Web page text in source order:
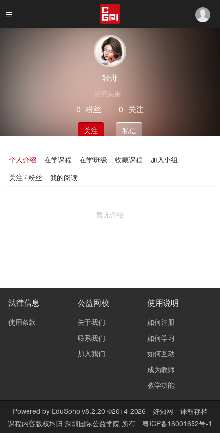
轻舟
暂无头衔
0 粉丝 ｜ 0 关注
关注 私信
个人介绍 在学课程 在学班级 收藏课程
加入小组
关注 / 粉丝
我的阅读
暂无介绍
法律信息
使用条款
公益网校
关于我们
联系我们
加入我们
使用说明
如何注册
如何学习
如何互动
成为教师
教学功能
Powered by EduSoho v8.2.20 ©2014-2026 好知网
课程存档
课程内容版权均归 深圳国际公益学院 所有 粤ICP备16001652号-1